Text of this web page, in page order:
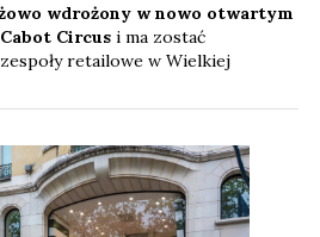
wdrożony w nowo otwartym
Circus i ma zostać
retailowe w Wielkiej